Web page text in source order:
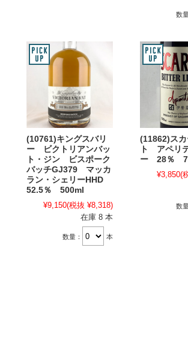
数
(10761)キングスバリ
ー ビクトリアンバッ
ト・ジン ビスポーク
バッチGJ379 マッカ
ラン・シェリーHHD
52.5％ 500ml
¥9,150(税抜 ¥8,318)
在庫 8 本
数量： 本
(11862)スカ
ト アペリ
ー 28％
¥3,850(
数